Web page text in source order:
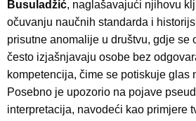
Busuladžić, naglašavajući njihovu
očuvanju naučnih standarda i
prisutne anomalije u društvu, gdje se
često izjašnjavaju osobe bez
kompetencija, čime se potiskuje glas
Posebno je upozorio na pojave
interpretacija, navodeći kao primjere